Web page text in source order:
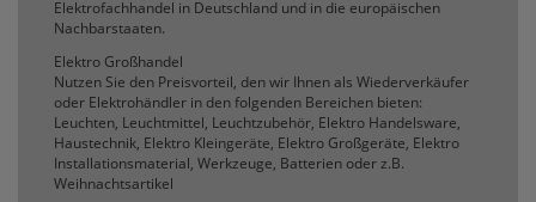
Elektrofachhandel in Deutschland und in die europäischen
Nachbarstaaten.
Elektro Großhandel
Nutzen Sie den Preisvorteil, den wir Ihnen als Wiederverkäufer
oder Elektrohändler in den folgenden Bereichen bieten:
Leuchten, Leuchtmittel, Leuchtzubehör, Elektro Handelsware,
Haustechnik, Elektro Kleingeräte, Elektro Großgeräte, Elektro
Installationsmaterial, Werkzeuge, Batterien oder z.B.
Weihnachtsartikel